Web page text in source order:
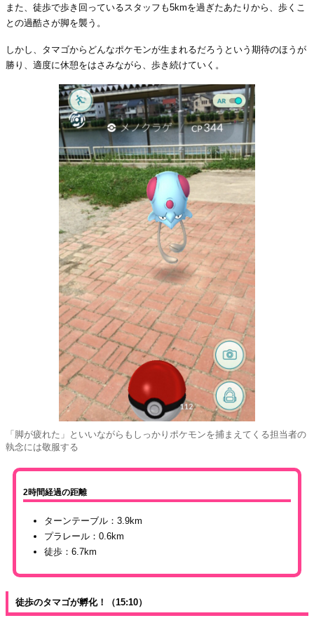
また、徒歩で歩き回っているスタッフも5kmを過ぎたあたりから、歩くこ
との過酷さが脚を襲う。
しかし、タマゴからどんなポケモンが生まれるだろうという期待のほうが
勝り、適度に休憩をはさみながら、歩き続けていく。
「脚が疲れた」といいながらもしっかりポケモンを捕まえてくる担当者の
執念には敬服する
2時間経過の距離
ターンテーブル：3.9km
プラレール：0.6km
徒歩：6.7km
徒歩のタマゴが孵化！（15:10）